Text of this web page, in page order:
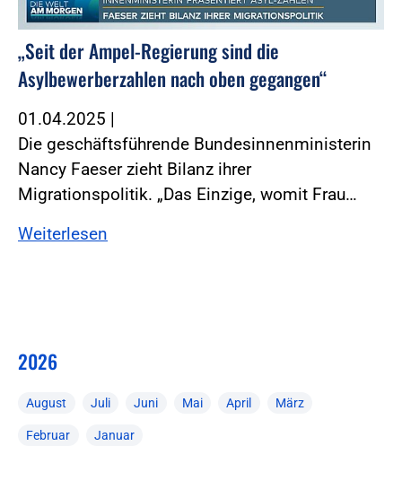
„Seit der Ampel-Regierung sind die
Asylbewerberzahlen nach oben gegangen“
01.04.2025 |
Die geschäftsführende Bundesinnenministerin
Nancy Faeser zieht Bilanz ihrer
Migrationspolitik. „Das Einzige, womit Frau…
Weiterlesen
2026
August Juli Juni Mai April März
Februar Januar